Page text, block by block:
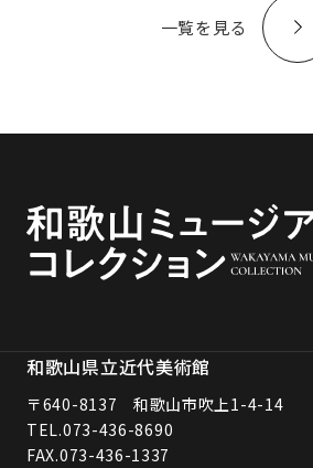
一覧を見る
和歌山県立近代美術館
〒640-8137 和歌山市吹上1-4-14
TEL.073-436-8690
FAX.073-436-1337